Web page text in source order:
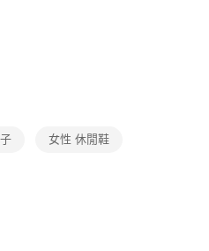
知簡訊。
此簡訊中的連結，可透過四大超商／
，方視為交易完成。
」之結帳頁面顯示為準，若有關於
相關疑問，請聯繫「AFTEE先享後付
support/home
之「AFTEE先享後付」服務完成之交
下網址：
)免運費
女性 休閒鞋